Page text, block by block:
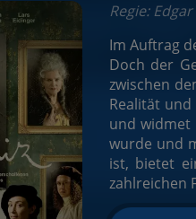
Regie:
Im Auftrag
Doch der
zwischen
Realität
und widmet
wurde und
ist, bietet
zahlreichen